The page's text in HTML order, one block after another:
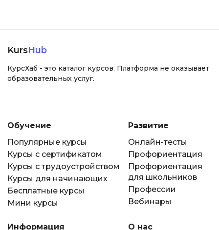
KursHub
КурсХаб - это каталог курсов. Платформа не оказывает
образовательных услуг.
Обучение
Популярные курсы
Курсы с сертификатом
Курсы с трудоустройством
Курсы для начинающих
Бесплатные курсы
Мини курсы
Развитие
Онлайн-тесты
Профориентация
Профориентация
для школьников
Профессии
Вебинары
Информация О нас